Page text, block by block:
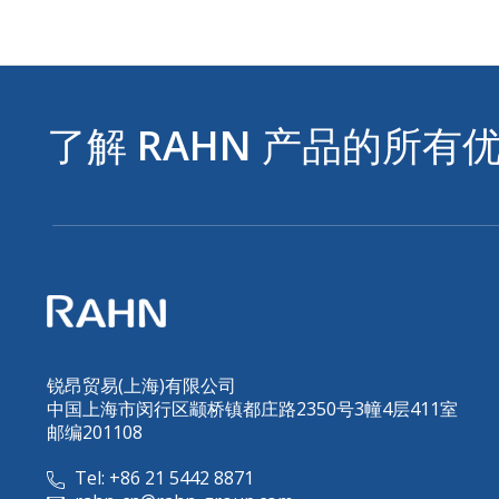
了解 RAHN 产品的所有
锐昂贸易(上海)有限公司
中国上海市闵行区颛桥镇都庄路2350号3幢4层411室
邮编201108
Tel: +86 21 5442 8871